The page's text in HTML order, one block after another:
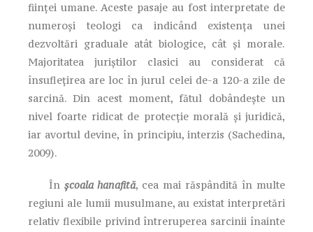
ființei umane. Aceste pasaje au fost interpretate de
numeroși teologi ca indicând existența unei
dezvoltări graduale atât biologice, cât și morale.
Majoritatea juriștilor clasici au considerat că
însuflețirea are loc în jurul celei de-a 120-a zile de
sarcină. Din acest moment, fătul dobândește un
nivel foarte ridicat de protecție morală și juridică,
iar avortul devine, în principiu, interzis (Sachedina,
2009).
În școala hanafită, cea mai răspândită în multe
regiuni ale lumii musulmane, au existat interpretări
relativ flexibile privind întreruperea sarcinii înainte